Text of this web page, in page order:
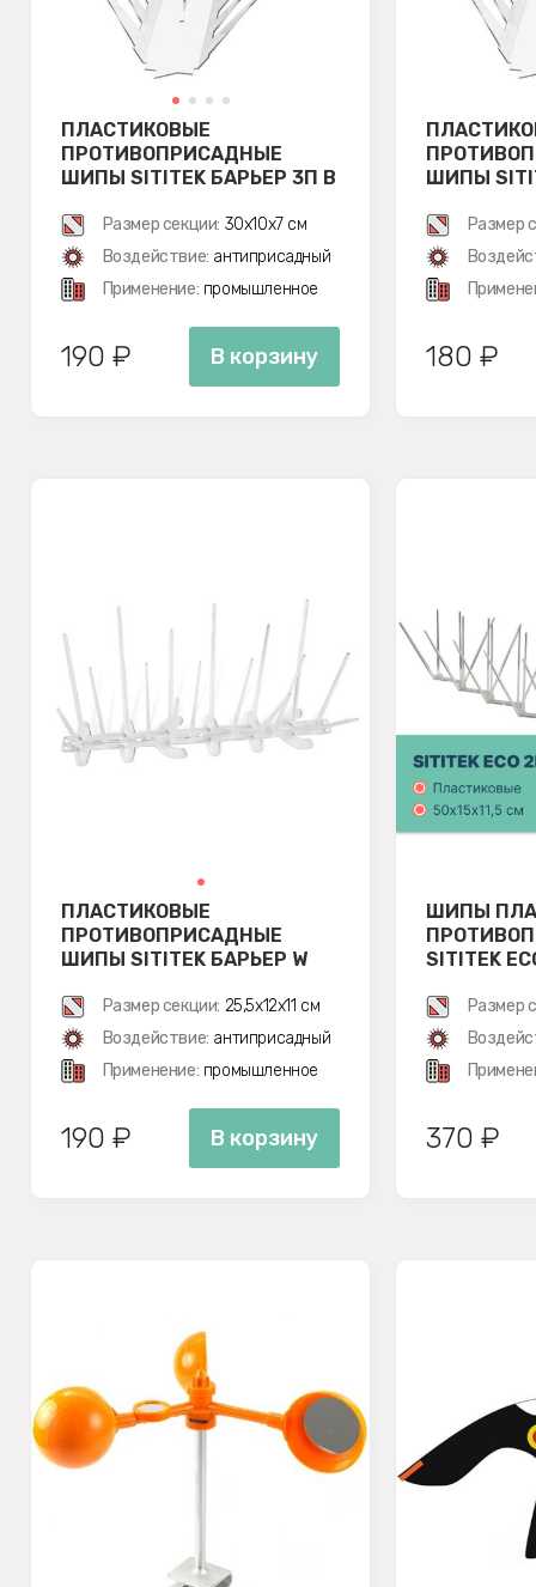
ПЛАСТИКОВЫЕ
ПРОТИВОПРИСАДНЫЕ
ШИПЫ SITITEK БАРЬЕР 3П В
Размер секции: 30х10х7 см
Воздействие: антиприсадный
Применение: промышленное
190 ₽ В корзину
ШИПЫ
Размер
180 ₽
ПЛАСТИКОВЫЕ
ПРОТИВОПРИСАДНЫЕ
ШИПЫ SITITEK БАРЬЕР W
Размер секции: 25,5х12х11 см
Воздействие: антиприсадный
Применение: промышленное
190 ₽ В корзину
ШИПЫ
SITITEK
Размер
370 ₽